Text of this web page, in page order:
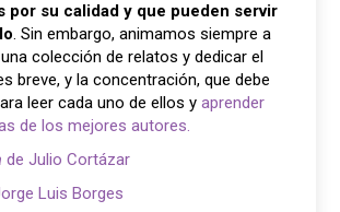
por su calidad y que pueden servir
. Sin embargo, animamos siempre a
colección de relatos y dedicar el
breve, y la concentración, que debe
leer cada uno de ellos yaprender
de los mejores autores.
de Julio Cortázar
Luis Borges